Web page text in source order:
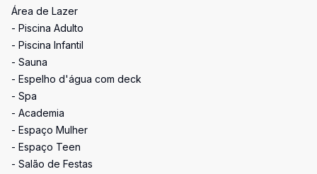
Área de Lazer
- Piscina Adulto
- Piscina Infantil
- Sauna
- Espelho d'água com deck
- Spa
- Academia
- Espaço Mulher
- Espaço Teen
- Salão de Festas